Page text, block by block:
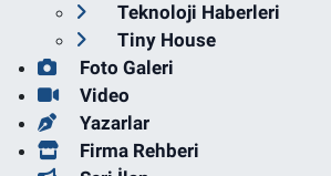
Teknoloji Haberleri
Tiny House
Foto Galeri
Video
Yazarlar
Firma Rehberi